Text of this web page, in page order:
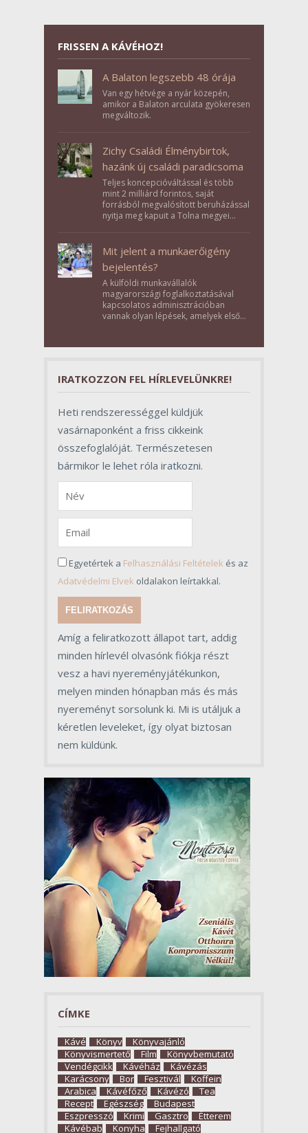
FRISSEN A KÁVÉHOZ!
A Balaton legszebb 48 órája
Van egy hétvége a nyár közepén,
amikor a Balaton arculata gyökeresen
megváltozik.
Zichy Családi Élménybirtok,
hazánk új családi paradicsoma
Teljes koncepcióváltással és több
mint 2 milliárd forintos, saját
forrásból megvalósított beruházással
nyitja meg kapuit a Tolna megyei
Mit jelent a munkaerőigény
bejelentés?
A külföldi munkavállalók
magyarországi foglalkoztatásával
kapcsolatos adminisztrációban
vannak olyan lépések, amelyek első
szerepet töltenek be az egész
IRATKOZZON FEL HÍRLEVELÜNKRE!
Heti rendszerességgel küldjük
vasárnaponként a friss cikkeink
összefoglalóját. Természetesen
bármikor le lehet róla iratkozni.
Egyetértek a Felhasználási Feltételek és az
Adatvédelmi Elvek oldalakon leírtakkal.
FELIRATKOZÁS
Amíg a feliratkozott állapot tart, addig
minden hírlevél olvasónk fiókja részt
vesz a havi nyereményjátékunkon,
melyen minden hónapban más és más
nyereményt sorsolunk ki. Mi is utáljuk a
kéretlen leveleket, így olyat biztosan
nem küldünk.
CÍMKE
Kávé Könyv
Könyvajánló
Könyvismertető
Film
Könyvbemutató
Vendégcikk
Kávéház
Kávézás
Karácsony
Bor Fesztivál
Koffein
Arabica
Kávéfőző Kávézó
Tea
Recept
Egészség
Budapest
Eszpresszó
Krimi Gasztro
Étterem
Kávébab
Konyha Fejhallgató